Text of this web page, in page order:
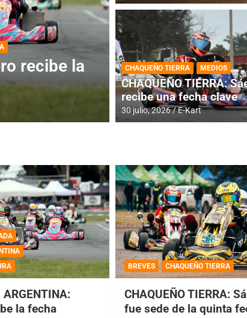
para la
DESTACADA INFORME CENTRAL
RMC BUENOS
histórica en
4 agosto, 2026 E-Kart
CHAQUEÑO TIERRA MEDIOS
CHAQUEÑO TIERRA:
recibe una fecha clave
30 julio, 2026 E-Kart
la fecha
BREVES CHAQUEÑO TIERRA
CHAQUEÑO TIERRA:
fue sede de la quinta